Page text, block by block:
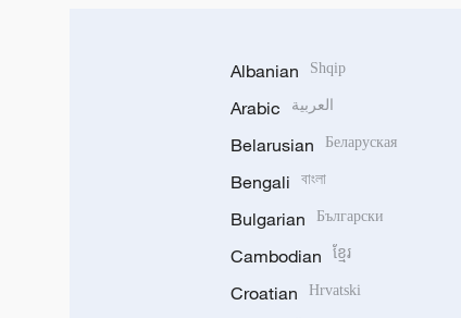
Albanian Shqip
Arabic العربية
Belarusian Беларуская
Bengali বাংলা
Bulgarian Български
Cambodian ខ្មែរ
Croatian Hrvatski